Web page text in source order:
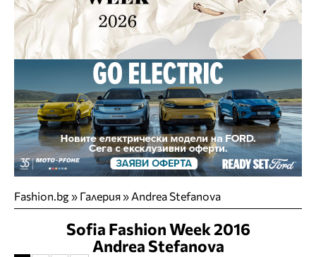
Fashion.bg» Галерия» Andrea Stefanova
Sofia Fashion Week 2016
Andrea Stefanova